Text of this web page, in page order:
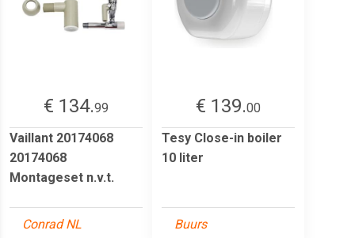
€ 134.99
Vaillant 20174068
20174068
Montageset n.v.t.
Conrad NL
€ 139.00
Tesy Close-in boiler
10 liter
Buurs